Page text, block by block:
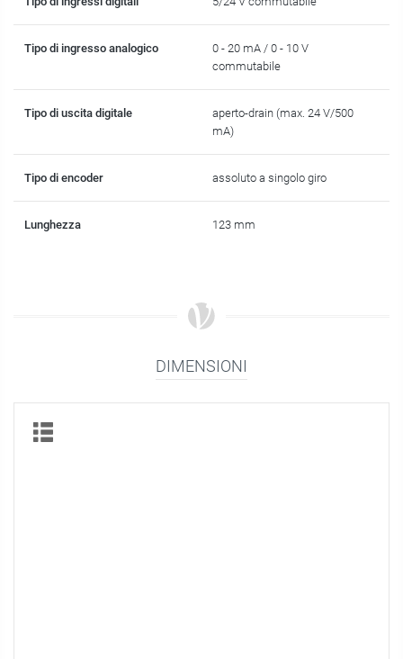
Tipo di ingresso analogico
0 - 20 mA / 0 - 10 V
commutabile
Tipo di uscita digitale
aperto-drain (max. 24 V/500
mA)
Tipo di encoder assoluto a singolo giro
Lunghezza 123 mm
DIMENSIONI